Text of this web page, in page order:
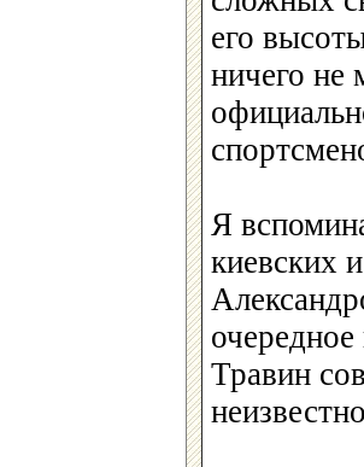
его
ничего не
Я
киевских
Травин